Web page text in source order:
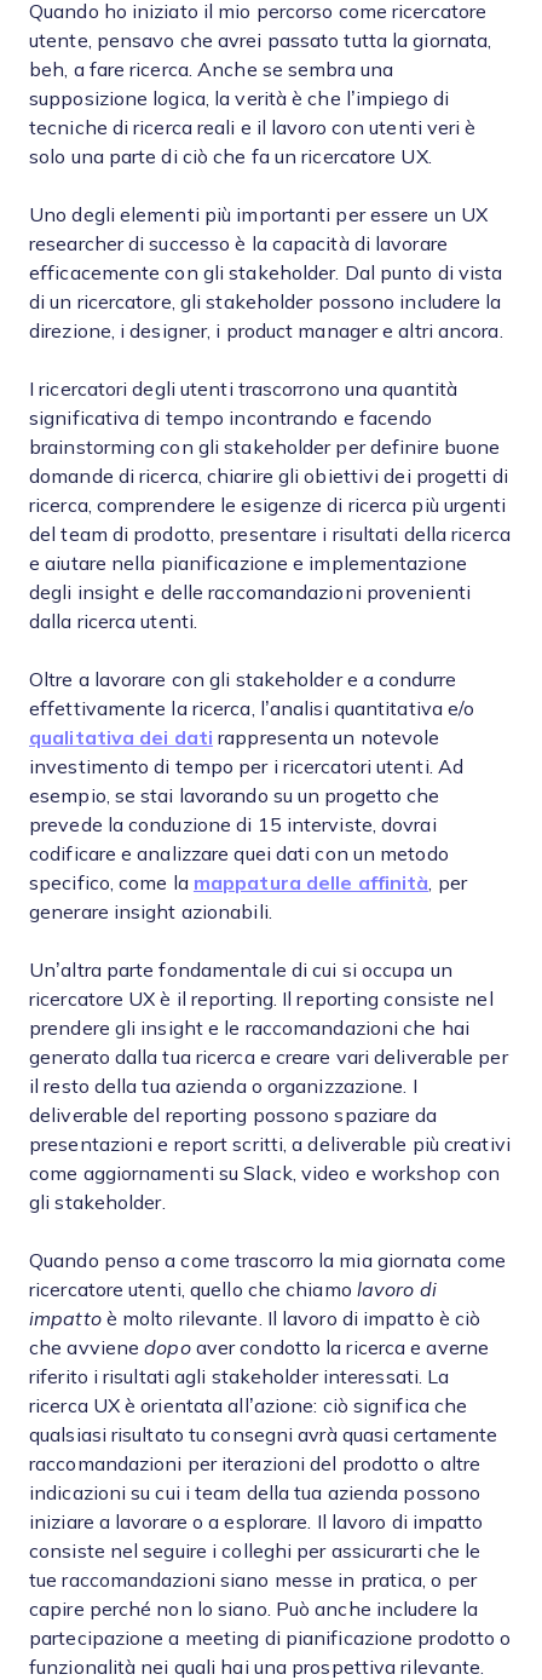
Quando ho iniziato il mio percorso come ricercatore
utente, pensavo che avrei passato tutta la giornata,
beh, a fare ricerca. Anche se sembra una
supposizione logica, la verità è che l’impiego di
tecniche di ricerca reali e il lavoro con utenti veri è
solo una parte di ciò che fa un ricercatore UX.
Uno degli elementi più importanti per essere un UX
researcher di successo è la capacità di lavorare
efficacemente con gli stakeholder. Dal punto di vista
di un ricercatore, gli stakeholder possono includere la
direzione, i designer, i product manager e altri ancora.
I ricercatori degli utenti trascorrono una quantità
significativa di tempo incontrando e facendo
brainstorming con gli stakeholder per definire buone
domande di ricerca, chiarire gli obiettivi dei progetti di
ricerca, comprendere le esigenze di ricerca più urgenti
del team di prodotto, presentare i risultati della ricerca
e aiutare nella pianificazione e implementazione
degli insight e delle raccomandazioni provenienti
dalla ricerca utenti.
Oltre a lavorare con gli stakeholder e a condurre
effettivamente la ricerca, l’analisi quantitativa e/o
qualitativa dei dati rappresenta un notevole
investimento di tempo per i ricercatori utenti. Ad
esempio, se stai lavorando su un progetto che
prevede la conduzione di 15 interviste, dovrai
codificare e analizzare quei dati con un metodo
specifico, come la mappatura delle affinità , per
generare insight azionabili.
Un’altra parte fondamentale di cui si occupa un
ricercatore UX è il reporting. Il reporting consiste nel
prendere gli insight e le raccomandazioni che hai
generato dalla tua ricerca e creare vari deliverable per
il resto della tua azienda o organizzazione. I
deliverable del reporting possono spaziare da
presentazioni e report scritti, a deliverable più creativi
come aggiornamenti su Slack, video e workshop con
gli stakeholder.
Quando penso a come trascorro la mia giornata come
ricercatore utenti, quello che chiamo lavoro di
impattoè molto rilevante. Il lavoro di impatto è ciò
che avvienedopoaver condotto la ricerca e averne
riferito i risultati agli stakeholder interessati. La
ricerca UX è orientata all’azione: ciò significa che
qualsiasi risultato tu consegni avrà quasi certamente
raccomandazioni per iterazioni del prodotto o altre
indicazioni su cui i team della tua azienda possono
iniziare a lavorare o a esplorare. Il lavoro di impatto
consiste nel seguire i colleghi per assicurarti che le
tue raccomandazioni siano messe in pratica, o per
capire perché non lo siano. Può anche includere la
partecipazione a meeting di pianificazione prodotto o
funzionalità nei quali hai una prospettiva rilevante.